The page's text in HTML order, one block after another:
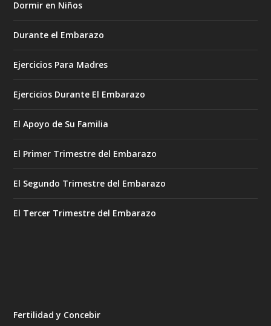
Dormir en Niños
Durante el Embarazo
Ejercicios Para Madres
Ejercicios Durante El Embarazo
El Apoyo de Su Familia
El Primer Trimestre del Embarazo
El Segundo Trimestre del Embarazo
El Tercer Trimestre del Embarazo
Fertilidad y Concebir